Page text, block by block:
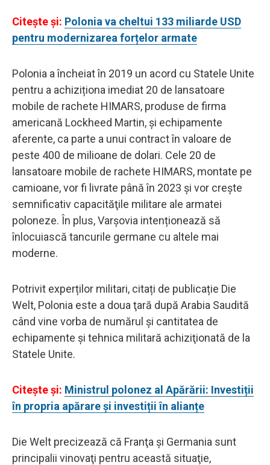
Citeşte şi: Polonia va cheltui 133 miliarde USD
pentru modernizarea forțelor armate
Polonia a încheiat în 2019 un acord cu Statele Unite
pentru a achiziționa imediat 20 de lansatoare
mobile de rachete HIMARS, produse de firma
americană Lockheed Martin, și echipamente
aferente, ca parte a unui contract în valoare de
peste 400 de milioane de dolari. Cele 20 de
lansatoare mobile de rachete HIMARS, montate pe
camioane, vor fi livrate până în 2023 şi vor creşte
semnificativ capacităţile militare ale armatei
poloneze. În plus, Varșovia intenționează să
înlocuiască tancurile germane cu altele mai
moderne.
Potrivit experților militari, citați de publicație Die
Welt, Polonia este a doua ţară după Arabia Saudită
când vine vorba de numărul şi cantitatea de
echipamente şi tehnica militară achiziţionată de la
Statele Unite.
Citeşte şi: Ministrul polonez al Apărării: Investiții
în propria apărare și investiții în alianțe
Die Welt precizează că Franţa şi Germania sunt
principalii vinovaţi pentru această situaţie,